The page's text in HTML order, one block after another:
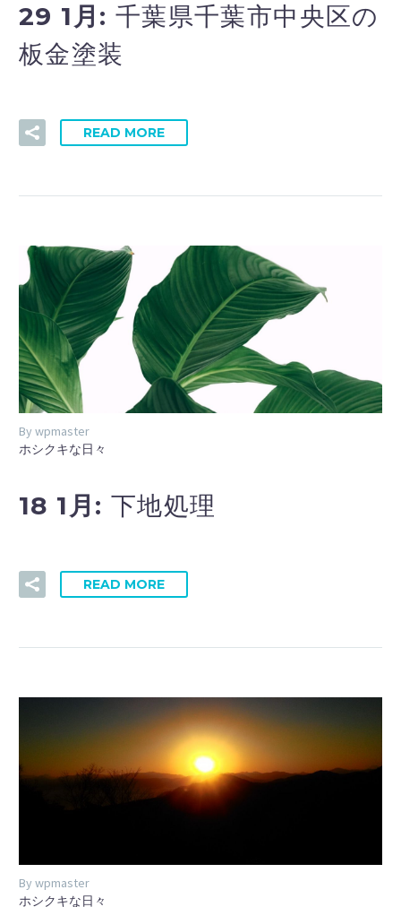
29 1月: 千葉県千葉市中央区の
板金塗装
READ MORE
By wpmaster
ホシクキな日々
18 1月: 下地処理
READ MORE
By wpmaster
ホシクキな日々